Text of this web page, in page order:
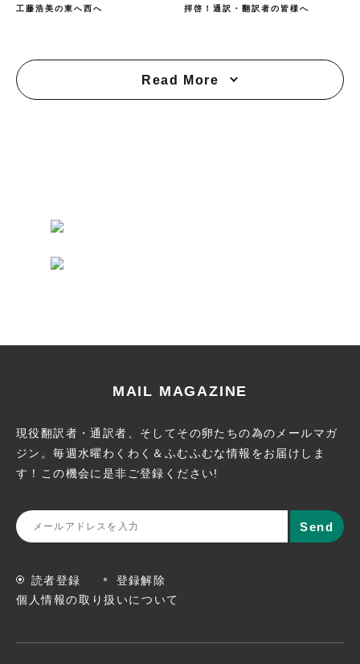
工藤浩美の東へ西へ 拝啓！通訳・翻訳者の皆様へ
Read More
MAIL MAGAZINE
現役翻訳者・通訳者、そしてその卵たちの為のメールマガ
ジン。毎週水曜わくわく＆ふむふむな情報をお届けしま
す！この機会に 是非ご登録ください!
読者登録
登録解除
個人情報の取り扱いについて